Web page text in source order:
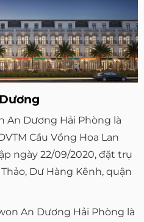
An Dương Hải Phòng là
Cầu Vồng Hoa Lan
ngày 22/09/2020, đặt trụ
Dư Hàng Kênh, quận
An Dương Hải Phòng là